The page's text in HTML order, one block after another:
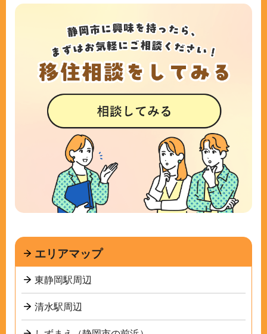
エリアマップ
東静岡駅周辺
清水駅周辺